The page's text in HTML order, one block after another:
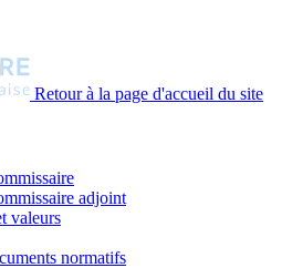
Retour à la page d'accueil du site
adjoint
valeurs
normatifs